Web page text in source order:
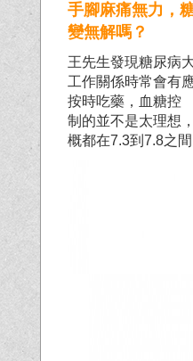
手腳麻痛無力，
變無解嗎？
王先生發現糖尿病
工作關係時常會有
按時吃藥，血糖控
制的並不是太理想
概都在7.3到7.8之間